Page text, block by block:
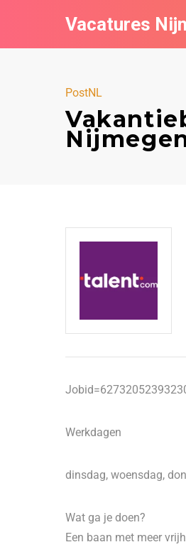
Vacatures
PostNL
Werkdagen
dinsdag, woensdag,
Wat ga je doen?
Een baan met meer